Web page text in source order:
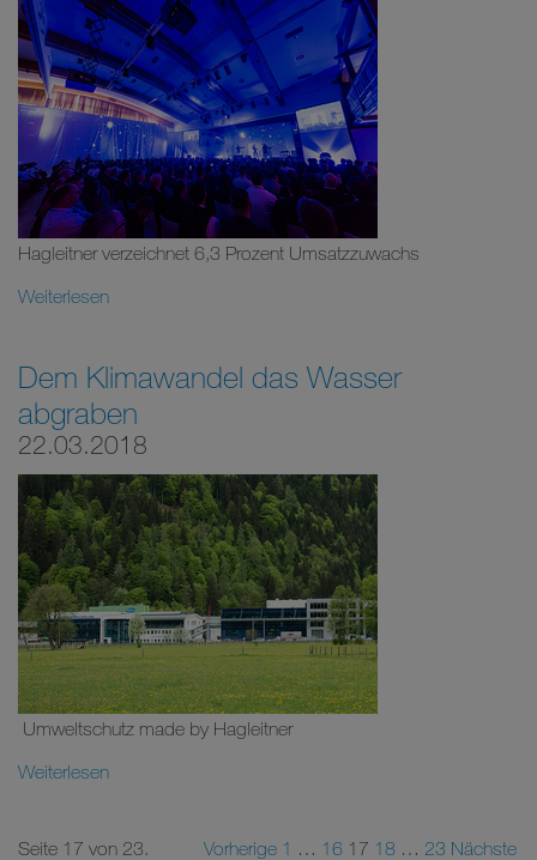
Hagleitner verzeichnet 6,3 Prozent Umsatzzuwachs
Weiterlesen
Dem Klimawandel das Wasser
abgraben
22.03.2018
Umweltschutz made by Hagleitner
Weiterlesen
Seite 17 von 23. Vorherige 1 … 16 17 18 … 23 Nächste